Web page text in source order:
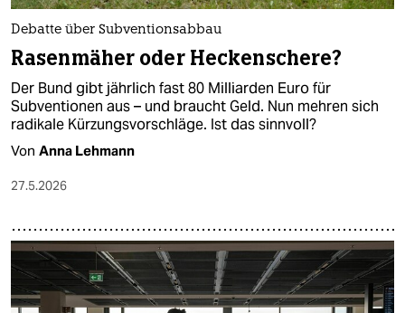
Debatte über Subventionsabbau
Rasenmäher oder Heckenschere?
Der Bund gibt jährlich fast 80 Milliarden Euro für
Subventionen aus – und braucht Geld. Nun mehren sich
radikale Kürzungsvorschläge. Ist das sinnvoll?
Von Anna Lehmann
27.5.2026